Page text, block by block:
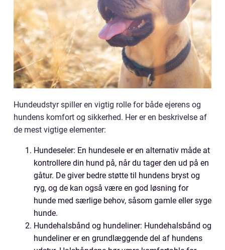
Hundeudstyr spiller en vigtig rolle for både ejerens og
hundens komfort og sikkerhed. Her er en beskrivelse af
de mest vigtige elementer:
Hundeseler: En hundesele er en alternativ måde at
kontrollere din hund på, når du tager den ud på en
gåtur. De giver bedre støtte til hundens bryst og
ryg, og de kan også være en god løsning for
hunde med særlige behov, såsom gamle eller syge
hunde.
Hundehalsbånd og hundeliner: Hundehalsbånd og
hundeliner er en grundlæggende del af hundens